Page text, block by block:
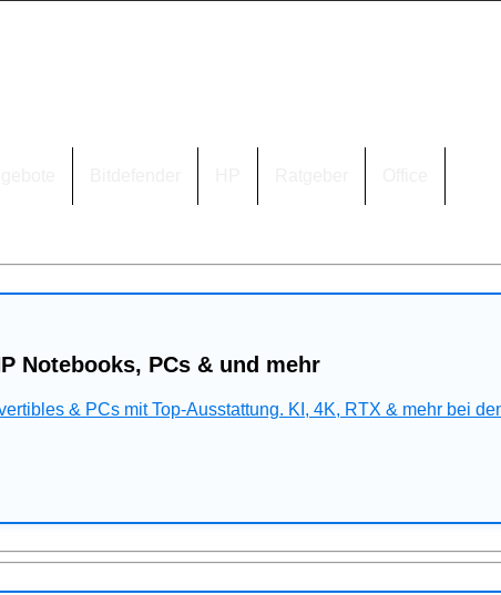
Notebooks, PCs & und mehr
& PCs mit Top-Ausstattung. KI, 4K, RTX & mehr bei